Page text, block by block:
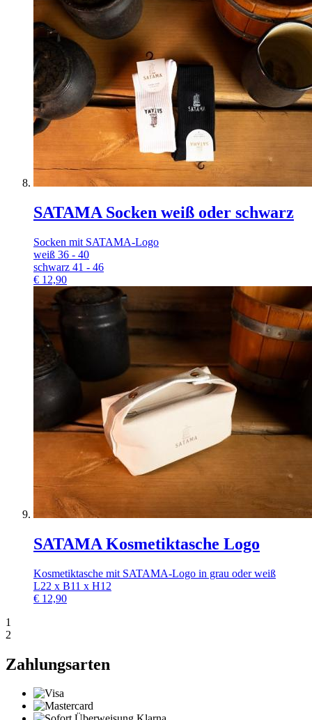
SATAMA Socken weiß oder schwarz
Socken mit SATAMA-Logo
weiß 36 - 40
schwarz 41 - 46
€ 12,90
SATAMA Kosmetiktasche Logo
Kosmetiktasche mit SATAMA-Logo in grau oder weiß
L22 x B11 x H12
€ 12,90
1
2
Zahlungsarten